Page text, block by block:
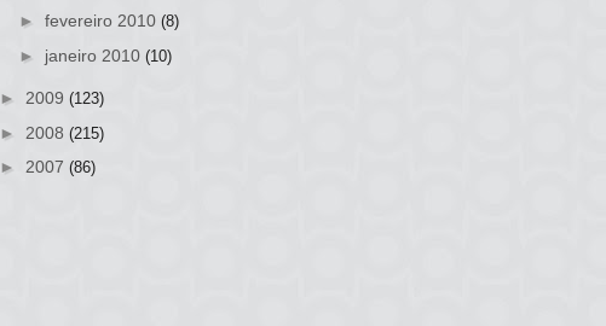
► fevereiro 2010 (8)
► janeiro 2010 (10)
► 2009 (123)
► 2008 (215)
► 2007 (86)